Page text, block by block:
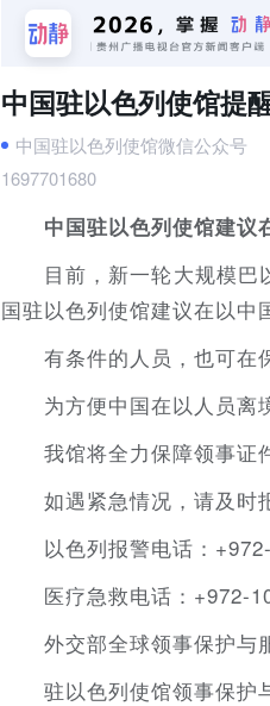
中国驻以色列使馆提
中国驻以色列使馆微信公众号
1697701680
中国驻以色列使馆建议
目前，新一轮大规模巴
国驻以色列使馆建议在以
有条件的人员，也可在
为方便中国在以人员离
我馆将全力保障领事证
如遇紧急情况，请及时
以色列报警电话：
医疗急救电话：+972-
外交部全球领事保护
驻以色列使馆领事保护